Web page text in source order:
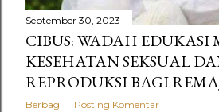
September 30, 2023
CIBUS: WADAH EDUKASI
KESEHATAN SEKSUAL
REPRODUKSI BAGI
Berbagi Posting Komentar